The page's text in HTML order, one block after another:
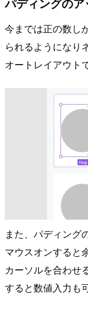
今までは正の数し
られるようになり
オートレイアウト
また、パディング
マウスオンすると
カーソルを合わせ
すると数値入力も